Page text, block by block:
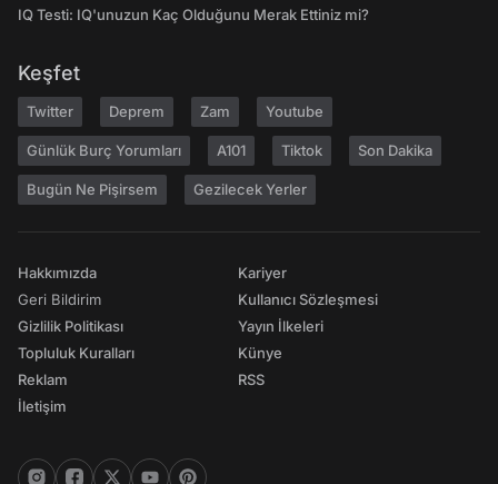
IQ Testi: IQ'unuzun Kaç Olduğunu Merak Ettiniz mi?
Keşfet
Twitter Deprem Zam Youtube
Günlük Burç Yorumları A101 Tiktok Son Dakika
Bugün Ne Pişirsem Gezilecek Yerler
Hakkımızda
Geri Bildirim
Gizlilik Politikası
Topluluk Kuralları
Reklam
İletişim
Kariyer
Kullanıcı Sözleşmesi
Yayın İlkeleri
Künye
RSS